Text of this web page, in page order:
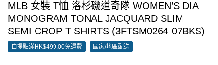
MLB 女裝 T恤 洛杉磯道奇隊 WOMEN’S DIA
MONOGRAM TONAL JACQUARD SLIM
SEMI CROP T-SHIRTS (3FTSM0264-07BKS)
自提點滿HK$499.00免運費 國家/地區配送